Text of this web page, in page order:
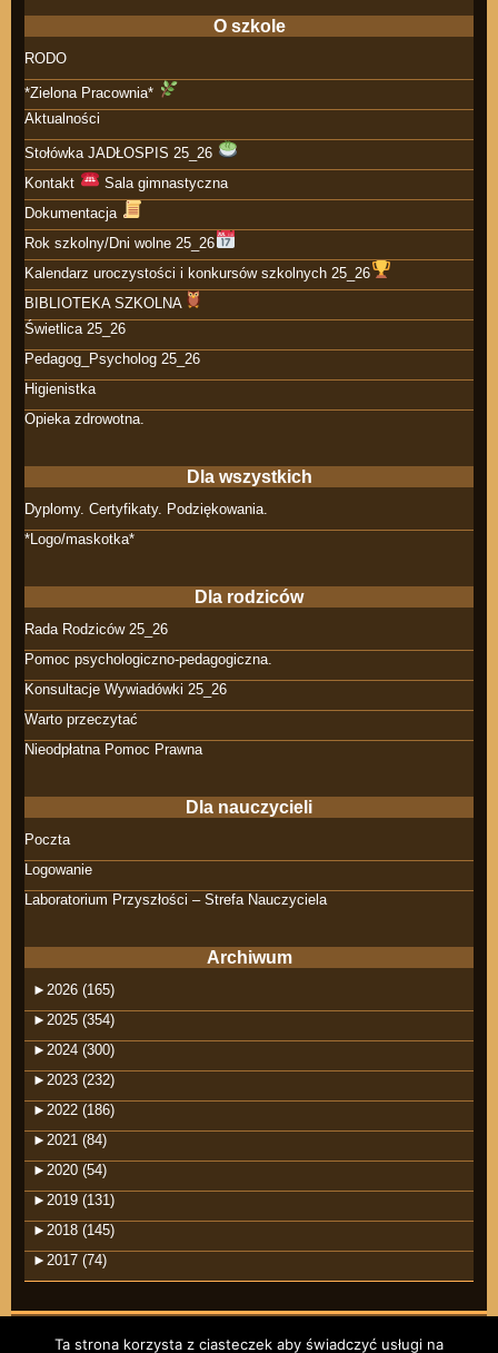
O szkole
RODO
*Zielona Pracownia*
Aktualności
Stołówka JADŁOSPIS 25_26
Kontakt
Sala gimnastyczna
Dokumentacja
Rok szkolny/Dni wolne 25_26
Kalendarz uroczystości i konkursów szkolnych 25_26
BIBLIOTEKA SZKOLNA
Świetlica 25_26
Pedagog_Psycholog 25_26
Higienistka
Opieka zdrowotna.
Dla wszystkich
Dyplomy. Certyfikaty. Podziękowania.
*Logo/maskotka*
Dla rodziców
Rada Rodziców 25_26
Pomoc psychologiczno-pedagogiczna.
Konsultacje Wywiadówki 25_26
Warto przeczytać
Nieodpłatna Pomoc Prawna
Dla nauczycieli
Poczta
Logowanie
Laboratorium Przyszłości – Strefa Nauczyciela
Archiwum
► 2026 (165)
► 2025 (354)
► 2024 (300)
► 2023 (232)
► 2022 (186)
► 2021 (84)
► 2020 (54)
► 2019 (131)
► 2018 (145)
► 2017 (74)
Ta strona korzysta z ciasteczek aby świadczyć usługi na